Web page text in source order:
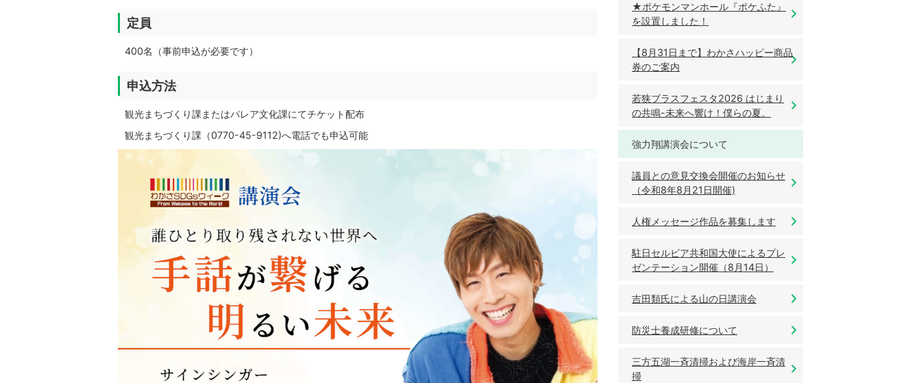
定員
400名（事前申込が必要です）
申込方法
観光まちづくり課またはパレア文化課にてチケット配布
観光まちづくり課（0770-45-9112)へ電話でも申込可能
★ポケモンマンホール『ポケふた』
を設置しました！
【8月31日まで】わかさハッピー商品
券のご案内
若狭ブラスフェスタ2026 はじまり
の共鳴-未来へ響け！僕らの夏。
強力翔講演会について
議員との意見交換会開催のお知らせ
（令和8年8月21日開催)
人権メッセージ作品を募集します
駐日セルビア共和国大使によるプレ
ゼンテーション開催（8月14日）
吉田類氏による山の日講演会
防災士養成研修について
三方五湖一斉清掃および海岸一斉清
掃